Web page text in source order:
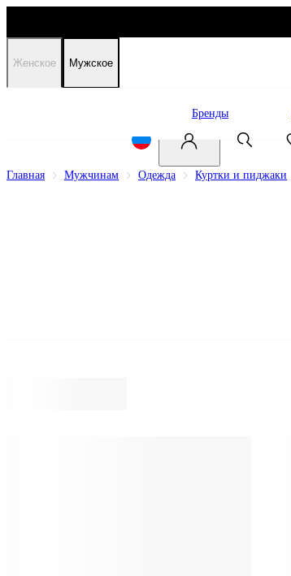
Женское Мужское
Бренды
Главная Мужчинам Одежда Куртки и пиджаки